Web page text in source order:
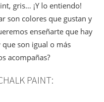
gris… ¡Y lo entiendo!
son colores que gustan y
enseñarte que hay
son igual o más
acompañas?
PAINT: